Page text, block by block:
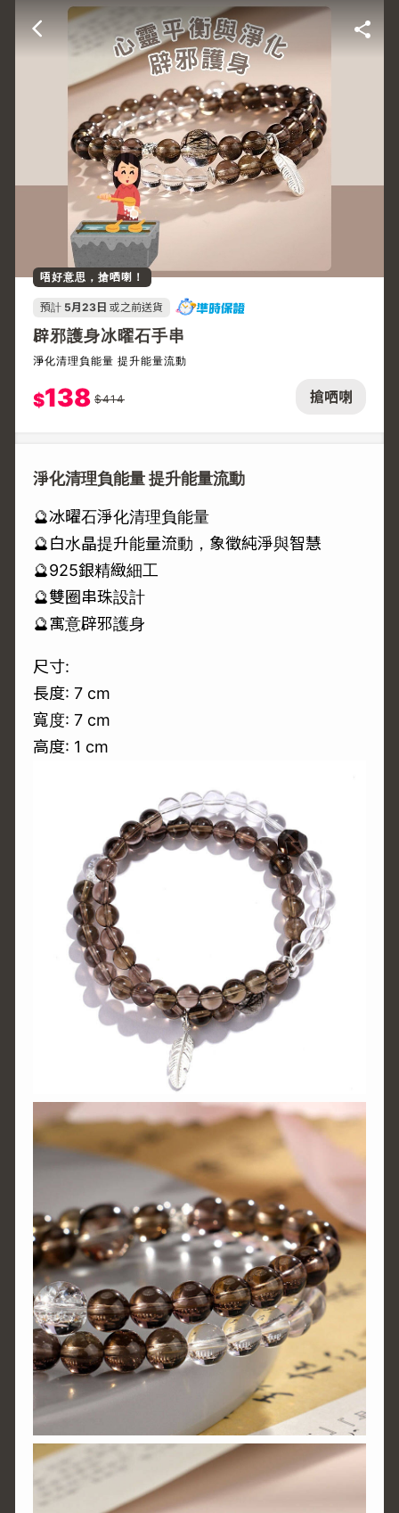
搶哂喇
唔好意思，搶哂喇！
預計 5月23日 或之前送貨
辟邪護身冰曜石手串
淨化清理負能量 提升能量流動
$138 $414
淨化清理負能量 提升能量流動
🔮冰曜石淨化清理負能量
🔮白水晶提升能量流動，象徵純淨與智慧
🔮925銀精緻細工
🔮雙圈串珠設計
🔮寓意辟邪護身
尺寸:
長度: 7 cm
寬度: 7 cm
高度: 1 cm